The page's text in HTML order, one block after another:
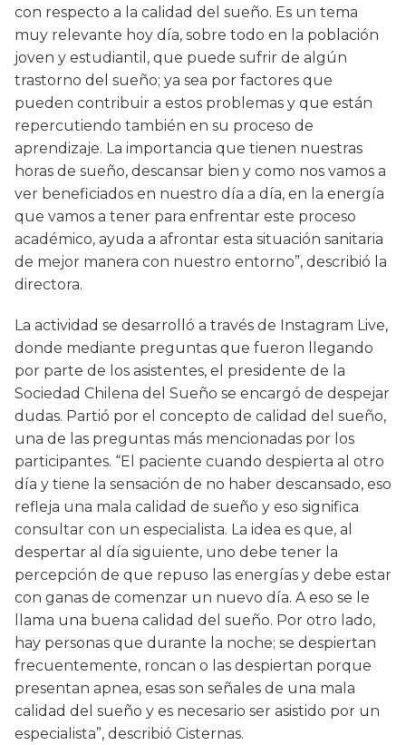
con respecto a la calidad del sueño. Es un tema
muy relevante hoy día, sobre todo en la población
joven y estudiantil, que puede sufrir de algún
trastorno del sueño; ya sea por factores que
pueden contribuir a estos problemas y que están
repercutiendo también en su proceso de
aprendizaje. La importancia que tienen nuestras
horas de sueño, descansar bien y como nos vamos a
ver beneficiados en nuestro día a día, en la energía
que vamos a tener para enfrentar este proceso
académico, ayuda a afrontar esta situación sanitaria
de mejor manera con nuestro entorno”, describió la
directora.
La actividad se desarrolló a través de Instagram Live,
donde mediante preguntas que fueron llegando
por parte de los asistentes, el presidente de la
Sociedad Chilena del Sueño se encargó de despejar
dudas. Partió por el concepto de calidad del sueño,
una de las preguntas más mencionadas por los
participantes. “El paciente cuando despierta al otro
día y tiene la sensación de no haber descansado, eso
refleja una mala calidad de sueño y eso significa
consultar con un especialista. La idea es que, al
despertar al día siguiente, uno debe tener la
percepción de que repuso las energías y debe estar
con ganas de comenzar un nuevo día. A eso se le
llama una buena calidad del sueño. Por otro lado,
hay personas que durante la noche; se despiertan
frecuentemente, roncan o las despiertan porque
presentan apnea, esas son señales de una mala
calidad del sueño y es necesario ser asistido por un
especialista”, describió Cisternas.